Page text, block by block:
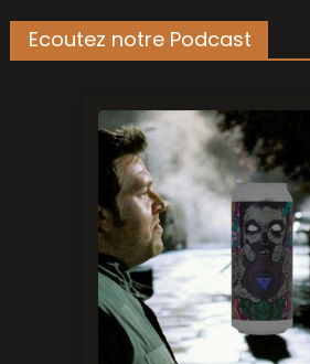
Ecoutez notre Podcast